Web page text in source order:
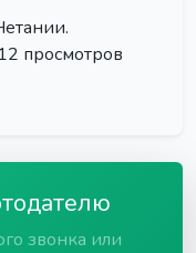
12 просмотров
звонка или